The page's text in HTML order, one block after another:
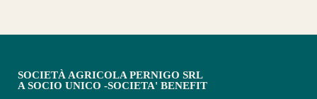
SOCIETÀ AGRICOLA PERNIGO SRL
A SOCIO UNICO -SOCIETA' BENEFIT